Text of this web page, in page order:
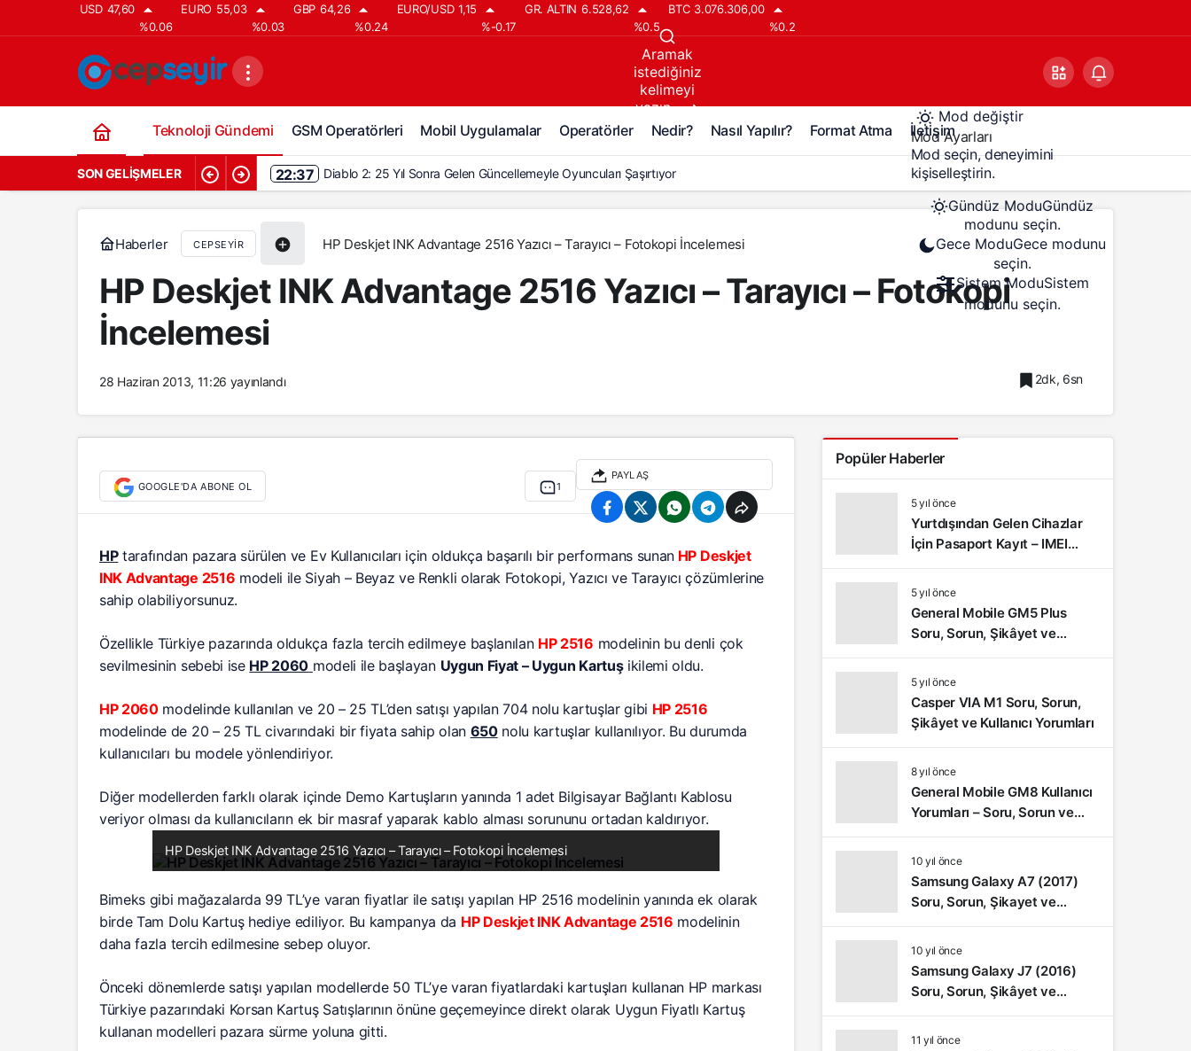
USD 47,60
%0.06
EURO 55,03
%0.03
GBP 64,26
%0.24
EURO/USD 1,15
%-0.17
GR. ALTIN 6.528,62
%0.5
BTC 3.076.306,00
%0.2
Aramak
istediğiniz
kelimeyi
yazın..
Teknoloji Gündemi
GSM Operatörleri Mobil Uygulamalar Operatörler Nedir? Nasıl Yapılır? Format Atma İletişim
Mod değiştir
Mod Ayarları
Mod seçin, deneyimini
kişiselleştirin.
Gündüz ModuGündüz
modunu seçin.
Gece ModuGece modunu
seçin.
Sistem ModuSistem
modunu seçin.
SON GELIŞMELER 22:37 Diablo 2: 25 Yıl Sonra Gelen Güncellemeyle Oyuncuları Şaşırtıyor
Haberler CEPSEYIR HP Deskjet INK Advantage 2516 Yazıcı – Tarayıcı – Fotokopi İncelemesi
HP Deskjet INK Advantage 2516 Yazıcı – Tarayıcı – Fotokopi
İncelemesi
28 Haziran 2013, 11:26 yayınlandı 2dk, 6sn
GOOGLE'DA ABONE OL 1
PAYLAŞ
HPtarafından pazara sürülen ve Ev Kullanıcıları için oldukça başarılı bir performans sunan HP Deskjet
INK Advantage 2516 modeli ile Siyah – Beyaz ve Renkli olarak Fotokopi, Yazıcı ve Tarayıcı çözümlerine
sahip olabiliyorsunuz.
Özellikle Türkiye pazarında oldukça fazla tercih edilmeye başlanılan HP 2516 modelinin bu denli çok
sevilmesinin sebebi ise HP 2060 modeli ile başlayan Uygun Fiyat – Uygun Kartuşikilemi oldu.
HP 2060modelinde kullanılan ve 20 – 25 TL’den satışı yapılan 704 nolu kartuşlar gibi HP 2516
modelinde de 20 – 25 TL civarındaki bir fiyata sahip olan 650nolu kartuşlar kullanılıyor. Bu durumda
kullanıcıları bu modele yönlendiriyor.
Diğer modellerden farklı olarak içinde Demo Kartuşların yanında 1 adet Bilgisayar Bağlantı Kablosu
veriyor olması da kullanıcıların ek bir masraf yaparak kablo alması sorununu ortadan kaldırıyor.
HP Deskjet INK Advantage 2516 Yazıcı – Tarayıcı – Fotokopi İncelemesi
Bimeks gibi mağazalarda 99 TL’ye varan fiyatlar ile satışı yapılan HP 2516 modelinin yanında ek olarak
birde Tam Dolu Kartuş hediye ediliyor. Bu kampanya da HP Deskjet INK Advantage 2516 modelinin
daha fazla tercih edilmesine sebep oluyor.
Önceki dönemlerde satışı yapılan modellerde 50 TL’ye varan fiyatlardaki kartuşları kullanan HP markası
Türkiye pazarındaki Korsan Kartuş Satışlarının önüne geçemeyince direkt olarak Uygun Fiyatlı Kartuş
kullanan modelleri pazara sürme yoluna gitti.
Popüler Haberler
5 yıl önce
Yurtdışından Gelen Cihazlar
İçin Pasaport Kayıt – IMEI
Kayıt İşlemleri ve Sıkça
Sorulan Sorular
5 yıl önce
General Mobile GM5 Plus
Soru, Sorun, Şikâyet ve
Kullanıcı Yorumları
5 yıl önce
Casper VIA M1 Soru, Sorun,
Şikâyet ve Kullanıcı Yorumları
8 yıl önce
General Mobile GM8 Kullanıcı
Yorumları – Soru, Sorun ve
Şikâyetler
10 yıl önce
Samsung Galaxy A7 (2017)
Soru, Sorun, Şikayet ve
Kullanıcı Yorumları
10 yıl önce
Samsung Galaxy J7 (2016)
Soru, Sorun, Şikâyet ve
Kullanıcı Yorumları
11 yıl önce